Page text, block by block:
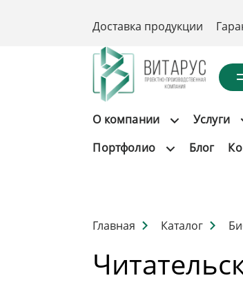
Доставка продукции
О компании Услуги
Портфолио
Блог
Главная Каталог